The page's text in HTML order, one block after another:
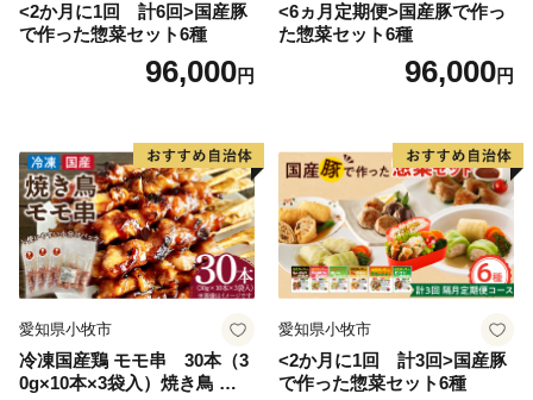
<2か月に1回 計6回>国産豚
で作った惣菜セット6種
96,000円
<6ヵ月定期便>国産豚で作っ
た惣菜セット6種
96,000円
愛知県小牧市
冷凍国産鶏 モモ串 30本（3
0g×10本×3袋入）焼き鳥 おつ
愛知県小牧市
<2か月に1回 計3回>国産豚
で作った惣菜セット6種